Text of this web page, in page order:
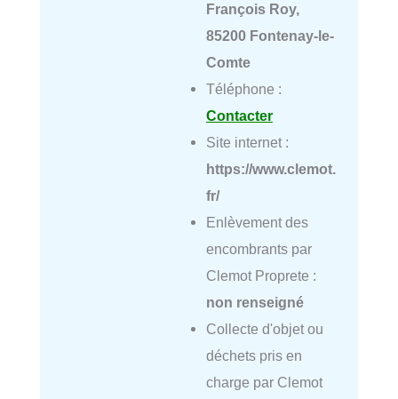
François Roy,
85200 Fontenay-le-
Comte
Téléphone :
Contacter
Site internet :
https://www.clemot.
fr/
Enlèvement des
encombrants par
Clemot Proprete :
non renseigné
Collecte d'objet ou
déchets pris en
charge par Clemot